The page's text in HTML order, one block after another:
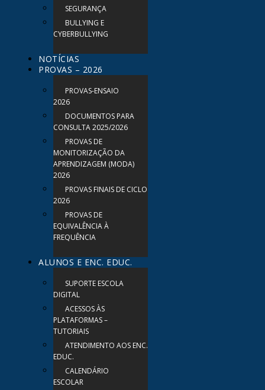
SEGURANÇA
BULLYING E
CYBERBULLYING
NOTÍCIAS
PROVAS – 2026
PROVAS-ENSAIO
2026
DOCUMENTOS PARA
CONSULTA 2025/2026
PROVAS DE
MONITORIZAÇÃO DA
APRENDIZAGEM (MODA)
2026
PROVAS FINAIS DE CICLO
2026
PROVAS DE
EQUIVALÊNCIA À
FREQUÊNCIA
ALUNOS E ENC. EDUC.
SUPORTE ESCOLA
DIGITAL
ACESSOS ÀS
PLATAFORMAS –
TUTORIAIS
ATENDIMENTO AOS ENC.
EDUC.
CALENDÁRIO
ESCOLAR